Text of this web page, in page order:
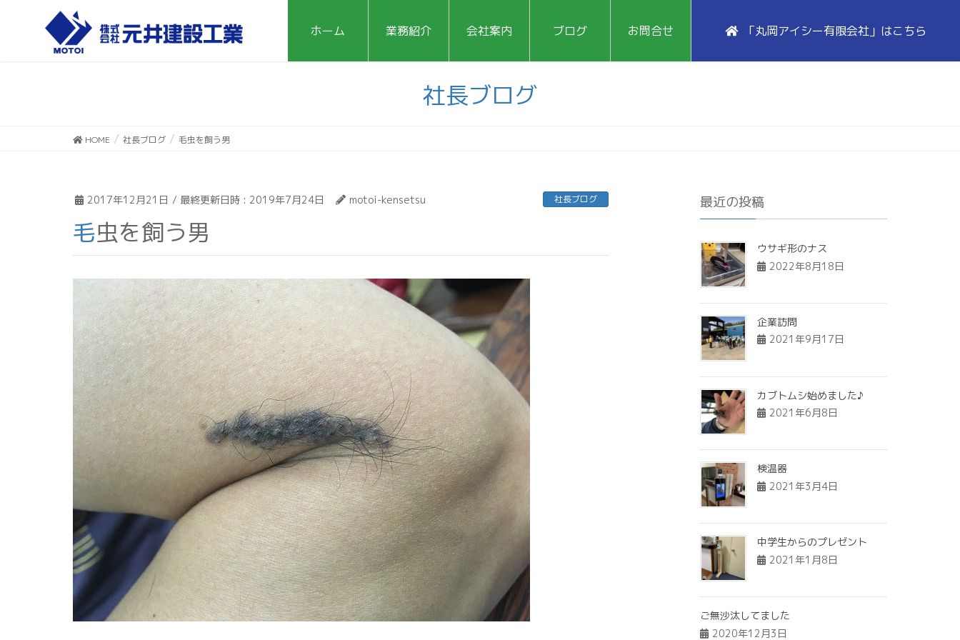
ホーム 業務紹介 会社案内 ブログ お問合せ 「丸岡アイシー有限会社」はこちら
社長ブログ
HOME 社長ブログ 毛虫を飼う男
2017年12月21日 / 最終更新日時 : 2019年7月24日 motoi-kensetsu 社長ブログ
毛虫を飼う男
最近の投稿
ウサギ形のナス
2022年8月18日
企業訪問
2021年9月17日
カブトムシ始めました♪
2021年6月8日
検温器
2021年3月4日
中学生からのプレゼント
2021年1月8日
ご無沙汰してました
2020年12月3日